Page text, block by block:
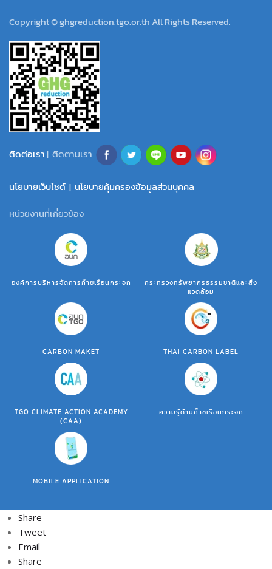
Copyright © ghgreduction.tgo.or.th All Rights Reserved.
ติดต่อเรา| ติดตามเรา
นโยบายเว็บไซต์ | นโยบายคุ้มครองข้อมูลส่วนบุคคล
หน่วยงานที่เกี่ยวข้อง
องค์การบริหารจัดการก๊าซเรือนกระจก
กระทรวงทรัพยากรธรรมชาติและสิ่ง
แวดล้อม
CARBON MAKET THAI CARBON LABEL
TGO CLIMATE ACTION ACADEMY
(CAA)
ความรู้ด้านก๊าซเรือนกระจก
MOBILE APPLICATION
Share
Tweet
Email
Share